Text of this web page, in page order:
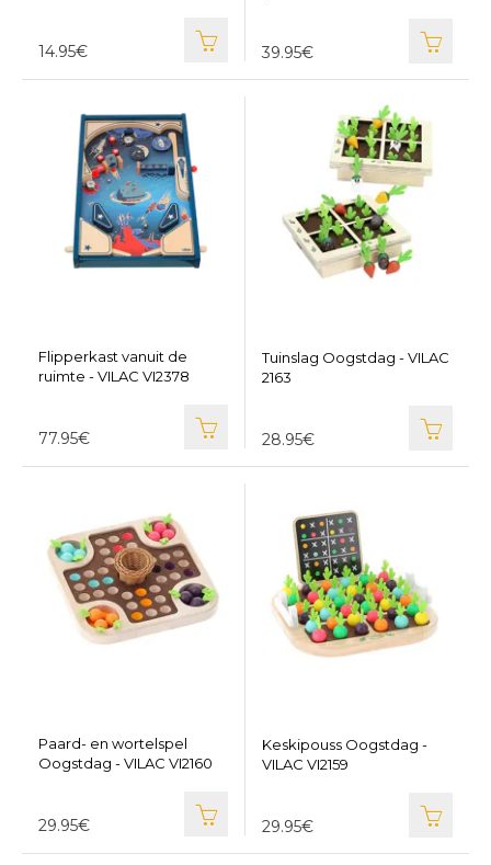
14.95€ 39.95€
Flipperkast vanuit de
ruimte - VILAC VI2378
77.95€
Tuinslag Oogstdag - VILAC
2163
28.95€
Paard- en wortelspel
Oogstdag - VILAC VI2160
29.95€
Keskipouss Oogstdag -
VILAC VI2159
29.95€